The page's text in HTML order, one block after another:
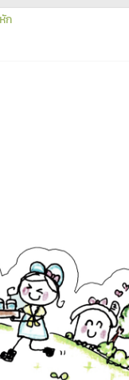
ก
ตเทียมฯ ด้วยวิธีประกวด